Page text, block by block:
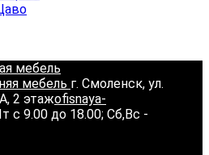
мебель
мебель г. Смоленск, ул.
2 этажofisnaya-
с 9.00 до 18.00; Сб,Вс -